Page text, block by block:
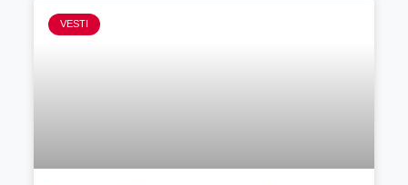
VESTI